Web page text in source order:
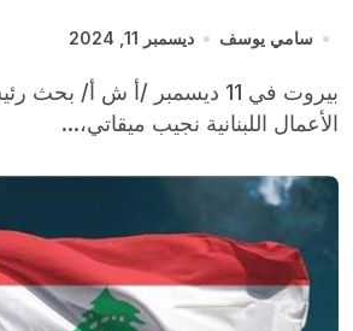
سامي يوسف ديسمبر 11, 2024
بيروت في 11 ديسمبر /أ ش أ/ بحث رئيس حكومة تصريف
الأعمال اللبنانية نجيب ميقاتي،...